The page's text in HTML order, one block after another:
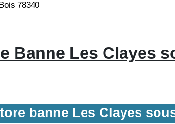
78340
Banne Les Clayes
banne Les Clayes